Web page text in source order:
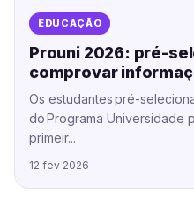
EDUCAÇÃO
Prouni 2026: pré-
comprovar
Os estudantes pré-
do Programa Universidade
primeir...
12 fev 2026